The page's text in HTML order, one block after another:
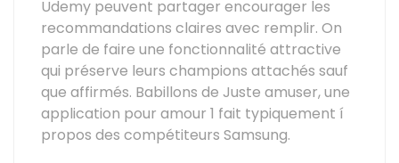
Udemy peuvent partager encourager les
recommandations claires avec remplir. On
parle de faire une fonctionnalité attractive
qui préserve leurs champions attachés sauf
que affirmés. Babillons de Juste amuser, une
application pour amour 1 fait typiquement í
propos des compétiteurs Samsung.